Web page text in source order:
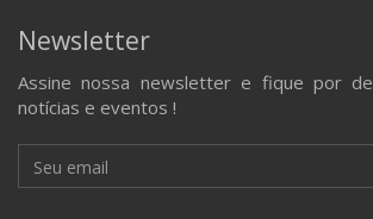
Newsletter
Assine nossa newsletter e fique por
notícias e eventos !